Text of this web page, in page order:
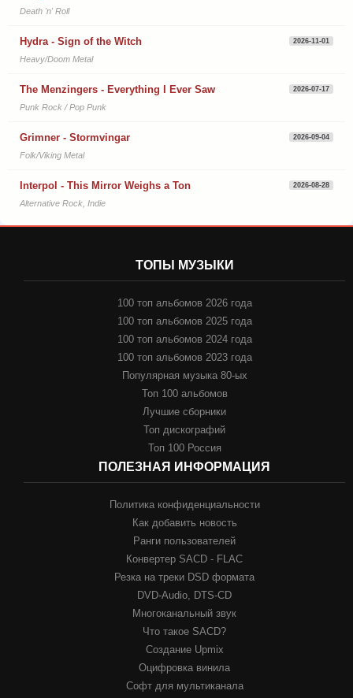
Death 'n' Roll
Hydra - Sign of the Witch 2026-11-01
Heavy/Doom Metal
The Menzingers - Everything I Ever Saw 2026-07-17
Punk Rock / Pop Punk
Grimner - Stormvingar 2026-09-04
Folk/Viking Metal
Interpol - This Mirror Weighs a Ton 2026-08-28
Alternative Rock, Indie
ТОПЫ МУЗЫКИ
100 топ альбомов 2026 года
100 топ альбомов 2025 года
100 топ альбомов 2024 года
100 топ альбомов 2023 года
Популярная музыка 80-ых
Топ 100 альбомов
Лучшие сборники
Топ дискографий
Топ 100 Россия
ПОЛЕЗНАЯ ИНФОРМАЦИЯ
Политика конфиденциальности
Как добавить новость
Ранги пользователей
Конвертер SACD - FLAC
Резка на треки DSD формата
DVD-Audio, DTS-CD
Многоканальный звук
Что такое SACD?
Создание Upmix
Оцифровка винила
Софт для мультиканала